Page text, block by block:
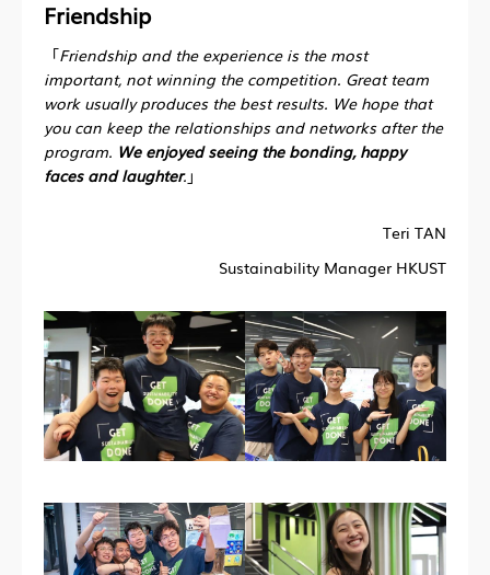
Friendship
「Friendship and the experience is the most
important, not winning the competition. Great team
work usually produces the best results. We hope that
you can keep the relationships and networks after the
program. We enjoyed seeing the bonding, happy
faces and laughter. 」
Teri TAN
Sustainability Manager HKUST